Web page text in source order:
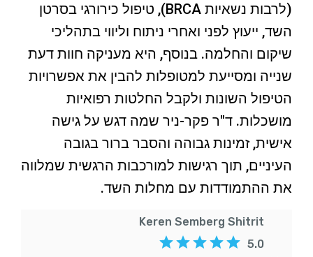
(לרבות נשאיות BRCA), טיפול כירורגי בסרטן
השד, ייעוץ לפני ואחרי ניתוח וליווי בתהליכי
שיקום והחלמה. בנוסף, היא מעניקה חוות דעת
שנייה ומסייעת למטופלות להבין את אפשרויות
הטיפול השונות ולקבל החלטות רפואיות
מושכלות. ד"ר פקר-ניר שמה דגש על גישה
אישית, זמינות גבוהה והסבר ברור בגובה
העיניים, תוך רגישות למורכבות הרגשית שמלווה
את ההתמודדות עם מחלות השד.